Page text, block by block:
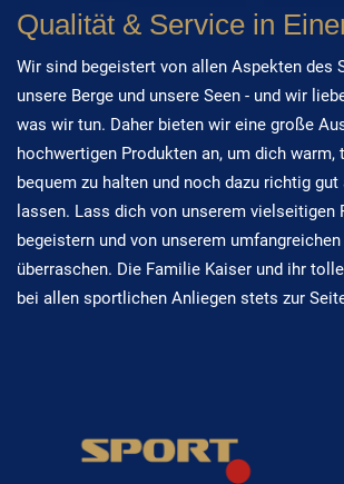
Qualität & Service in
Wir sind begeistert von allen Aspekten des
unsere Berge und unsere Seen - und wir
was wir tun. Daher bieten wir eine große
hochwertigen Produkten an, um dich warm,
bequem zu halten und noch dazu richtig gut
lassen. Lass dich von unserem
begeistern und von unserem
überraschen. Die Familie Kaiser und ihr
bei allen sportlichen Anliegen stets zur